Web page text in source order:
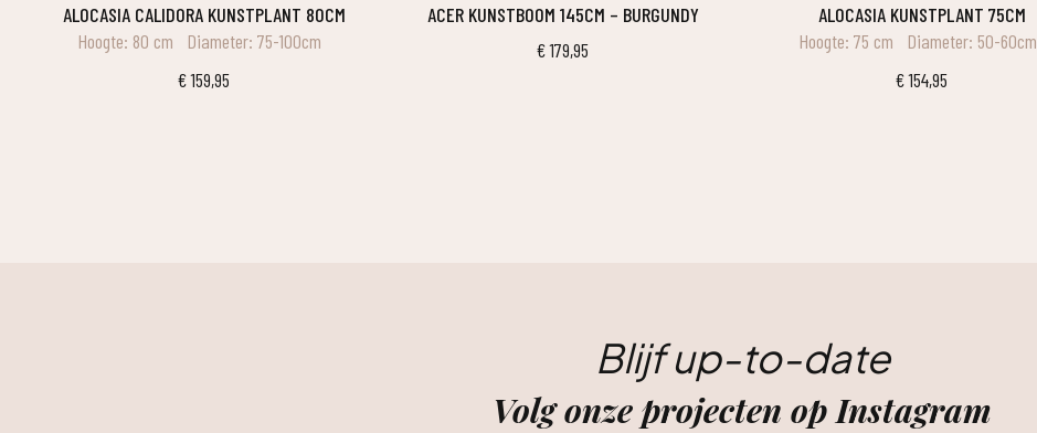
ALOCASIA CALIDORA KUNSTPLANT 80CM
Hoogte: 80 cm
Diameter: 75-100cm
€159,95
ACER KUNSTBOOM 145CM – BURGUNDY
€179,95
ALOCASIA KUNSTPLANT 75CM
Hoogte: 75 cm
Diameter: 50-60cm
€154,95
Blijf up-to-date
Volg onze projecten op Instagram